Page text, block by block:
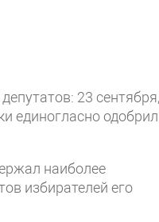
23
единогласно
наиболее
избирателей его